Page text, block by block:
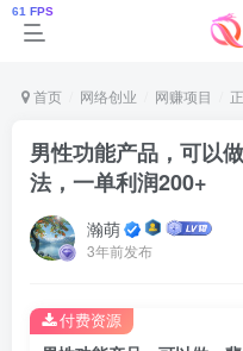
首页 网络创业 网赚项目
男性功能产品，可以
法，一单利润200+
瀚萌
3年前发布
付费资源